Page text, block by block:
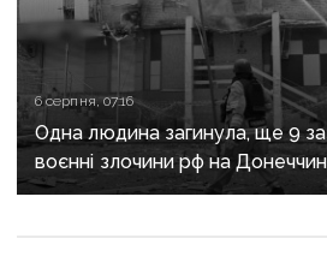
6 серпня, 07:16
Одна людина загинула, ще 9
воєнні злочини рф на